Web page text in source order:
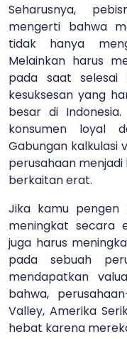
Seharusnya,
mengerti bahwa
tidak hanya
Melainkan harus
pada saat selesai
kesuksesan yang
besar di
konsumen loyal
Gabungan kalkulasi
perusahaan
berkaitan erat.
Jika kamu pengen
meningkat secara
juga harus
pada sebuah
mendapatkan
bahwa,
Valley, Amerika
hebat karena